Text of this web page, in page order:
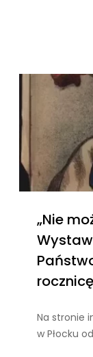
„Nie
Na stronie
w Płocku